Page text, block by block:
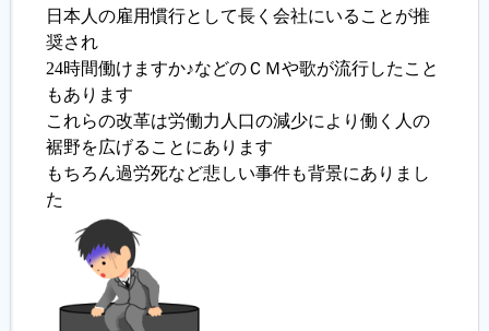
日本人の雇用慣行として長く会社にいることが推
奨され
24時間働けますか♪などのＣＭや歌が流行したこと
もあります
これらの改革は労働力人口の減少により働く人の
裾野を広げることにあります
もちろん過労死など悲しい事件も背景にありまし
た